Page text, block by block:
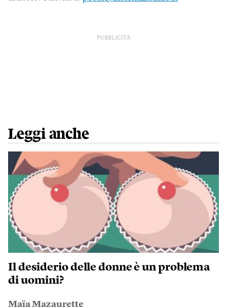
PUBBLICITÀ
Leggi anche
Il desiderio delle donne è un problema
di uomini?
Maïa Mazaurette